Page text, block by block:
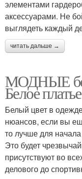
элементами
аксессуарами. Не
выглядеть каждый
читать дальше →
МОДНЫЕ
Белое
Белый цвет в
нюансов, если вы
то лучше для
Это будет
присутствуют во
делового до